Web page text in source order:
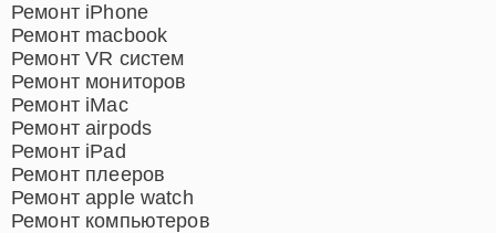
Ремонт iPhone
Ремонт macbook
Ремонт VR систем
Ремонт мониторов
Ремонт iMac
Ремонт airpods
Ремонт iPad
Ремонт плееров
Ремонт apple watch
Ремонт компьютеров